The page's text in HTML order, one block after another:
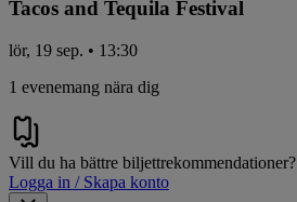
Tacos and Tequila Festival
lör, 19 sep. • 13:30
1 evenemang nära dig
Vill du ha bättre biljettrekommendationer?
Logga in / Skapa konto